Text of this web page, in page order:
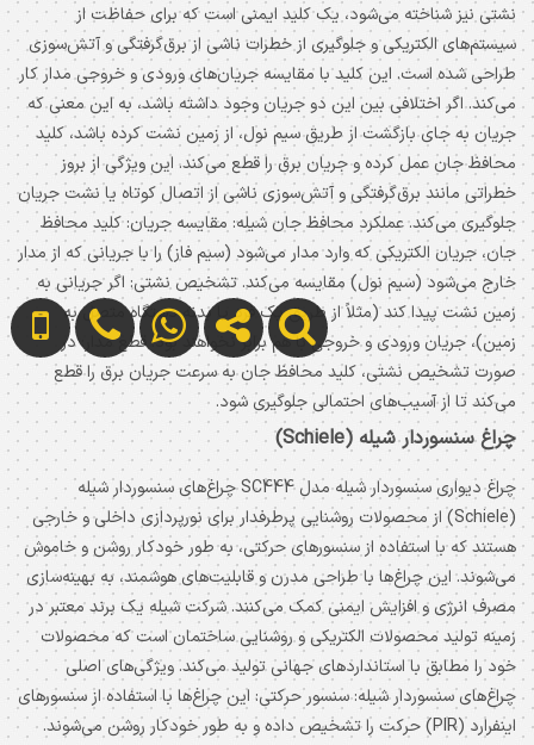
نشتی نیز شناخته می‌شود، یک کلید ایمنی است که برای حفاظت از
سیستم‌های الکتریکی و جلوگیری از خطرات ناشی از برق‌گرفتگی و آتش‌سوزی
طراحی شده است. این کلید با مقایسه جریان‌های ورودی و خروجی مدار کار
می‌کند. اگر اختلافی بین این دو جریان وجود داشته باشد، به این معنی که
جریان به جای بازگشت از طریق سیم نول، از زمین نشت کرده باشد، کلید
محافظ جان عمل کرده و جریان برق را قطع می‌کند. این ویژگی از بروز
خطراتی مانند برق‌گرفتگی و آتش‌سوزی ناشی از اتصال کوتاه یا نشت جریان
جلوگیری می‌کند. عملکرد محافظ جان شیله: مقایسه جریان: کلید محافظ
جان، جریان الکتریکی که وارد مدار می‌شود (سیم فاز) را با جریانی که از مدار
خارج می‌شود (سیم نول) مقایسه می‌کند. تشخیص نشتی: اگر جریانی به
زمین نشت پیدا کند (مثلاً از طریق یک فرد یا بدنه دستگاه متصل به
زمین)، جریان ورودی و خروجی با هم برابر نخواهند بود. قطع مدار: در
صورت تشخیص نشتی، کلید محافظ جان به سرعت جریان برق را قطع
می‌کند تا از آسیب‌های احتمالی جلوگیری شود.
چراغ سنسوردار شیله (Schiele)
‫چراغ دیواری سنسوردار شیله مدل SC444‬‎ چراغ‌های سنسوردار شیله
(Schiele) از محصولات روشنایی پرطرفدار برای نورپردازی داخلی و خارجی
هستند که با استفاده از سنسورهای حرکتی، به طور خودکار روشن و خاموش
می‌شوند. این چراغ‌ها با طراحی مدرن و قابلیت‌های هوشمند، به بهینه‌سازی
مصرف انرژی و افزایش ایمنی کمک می‌کنند. شرکت شیله یک برند معتبر در
زمینه تولید محصولات الکتریکی و روشنایی ساختمان است که محصولات
خود را مطابق با استانداردهای جهانی تولید می‌کند. ویژگی‌های اصلی
چراغ‌های سنسوردار شیله: سنسور حرکتی: این چراغ‌ها با استفاده از سنسورهای
اینفرارد (PIR) حرکت را تشخیص داده و به طور خودکار روشن می‌شوند.